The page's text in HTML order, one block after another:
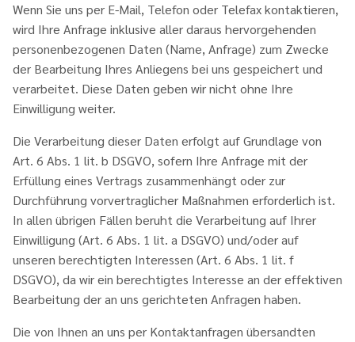
Wenn Sie uns per E-Mail, Telefon oder Telefax kontaktieren,
wird Ihre Anfrage inklusive aller daraus hervorgehenden
personenbezogenen Daten (Name, Anfrage) zum Zwecke
der Bearbeitung Ihres Anliegens bei uns gespeichert und
verarbeitet. Diese Daten geben wir nicht ohne Ihre
Einwilligung weiter.
Die Verarbeitung dieser Daten erfolgt auf Grundlage von
Art. 6 Abs. 1 lit. b DSGVO, sofern Ihre Anfrage mit der
Erfüllung eines Vertrags zusammenhängt oder zur
Durchführung vorvertraglicher Maßnahmen erforderlich ist.
In allen übrigen Fällen beruht die Verarbeitung auf Ihrer
Einwilligung (Art. 6 Abs. 1 lit. a DSGVO) und/oder auf
unseren berechtigten Interessen (Art. 6 Abs. 1 lit. f
DSGVO), da wir ein berechtigtes Interesse an der effektiven
Bearbeitung der an uns gerichteten Anfragen haben.
Die von Ihnen an uns per Kontaktanfragen übersandten